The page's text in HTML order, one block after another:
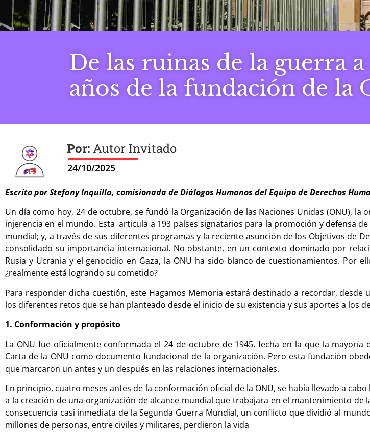
De las ruinas de la guerra
años de la fundación de la
Autor Invitado
Escrito por Stefany Inquilla, comisionada de Diálogos Humanos del Equipo de Derechos
Un día como hoy, 24 de octubre, se fundó la Organización de las Naciones Unidas (ONU),
injerencia en el mundo. Esta articula a 193 países signatarios para la promoción y defensa
mundial; y, a través de sus diferentes programas y la reciente asunción de los Objetivos de
consolidado su importancia internacional. No obstante, en un contexto dominado por
Rusia y Ucrania y el genocidio en Gaza, la ONU ha sido blanco de cuestionamientos. Por
¿realmente está logrando su cometido?
Para responder dicha cuestión, este Hagamos Memoria estará destinado a recordar, desde
los diferentes retos que se han planteado desde el inicio de su existencia y sus aportes a los
1. Conformación y propósito
La ONU fue oficialmente conformada el 24 de octubre de 1945, fecha en la que la
Carta de la ONU como documento fundacional de la organización. Pero esta fundación
que marcaron un antes y un después en las relaciones internacionales.
En principio, cuatro meses antes de la conformación oficial de la ONU, se había llevado a
a la creación de una organización de alcance mundial que trabajara en el mantenimiento de
consecuencia casi inmediata de la Segunda Guerra Mundial, un conflicto que dividió al
millones de personas, entre civiles y militares, perdieron la vida
24/10/2025